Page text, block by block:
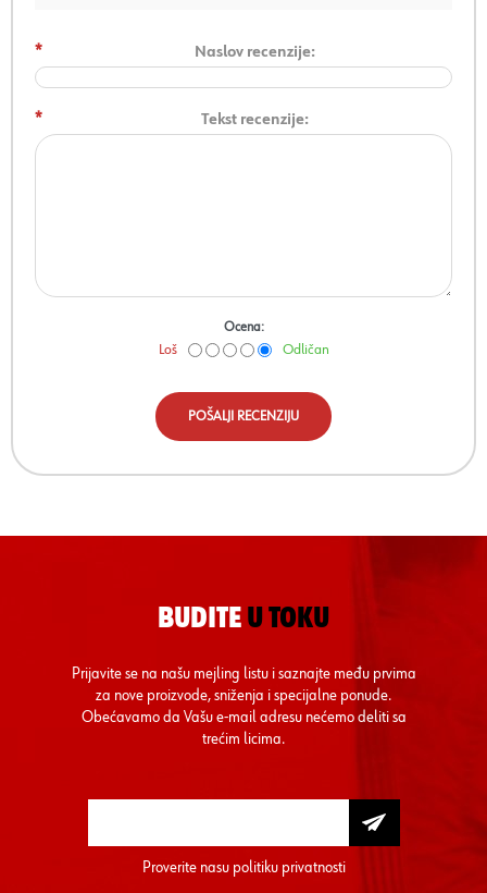
Naslov recenzije:
*
Tekst recenzije:
*
Ocena:
Loš Odličan
POŠALJI RECENZIJU
BUDITE U TOKU
Prijavite se na našu mejling listu i saznajte među prvima
za nove proizvode, sniženja i specijalne ponude.
Obećavamo da Vašu e-mail adresu nećemo deliti sa
trećim licima.
Proverite nasu politiku privatnosti